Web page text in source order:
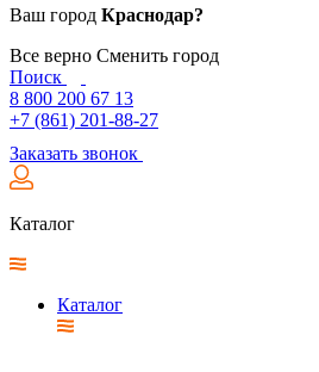
Ваш город Краснодар?
Все верно Сменить город
Поиск
8 800 200 67 13
+7 (861) 201-88-27
Заказать звонок
Каталог
Каталог